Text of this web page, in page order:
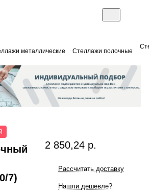
металлические Стеллажи полочные
7)
2 850,24 р.
Рассчитать доставку
Нашли дешевле?